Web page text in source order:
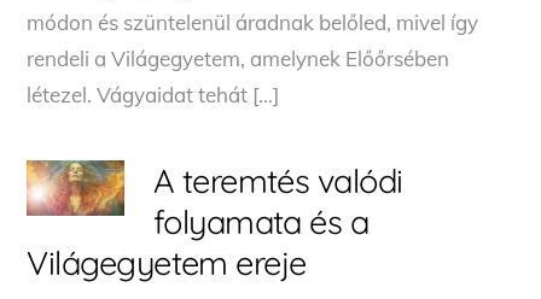
módon és szüntelenül áradnak belőled, mivel így
rendeli a Világegyetem, amelynek Előőrsében
létezel. Vágyaidat tehát […]
A teremtés valódi
folyamata és a
Világegyetem ereje